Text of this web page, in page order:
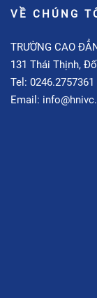
VỀ CHÚNG
TRƯỜNG CAO
131 Thái Thịnh,
Tel:
Email: